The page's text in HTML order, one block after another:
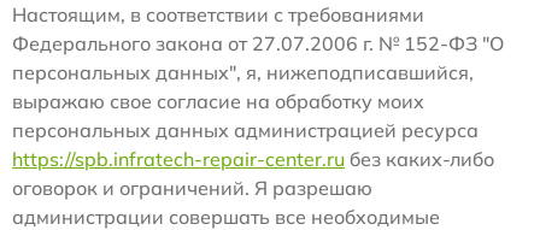
Настоящим, в соответствии с требованиями
Федерального закона от 27.07.2006 г. № 152-ФЗ "О
персональных данных", я, нижеподписавшийся,
выражаю свое согласие на обработку моих
персональных данных администрацией ресурса
https://spb.infratech-repair-center.ru без каких-либо
оговорок и ограничений. Я разрешаю
администрации совершать все необходимые